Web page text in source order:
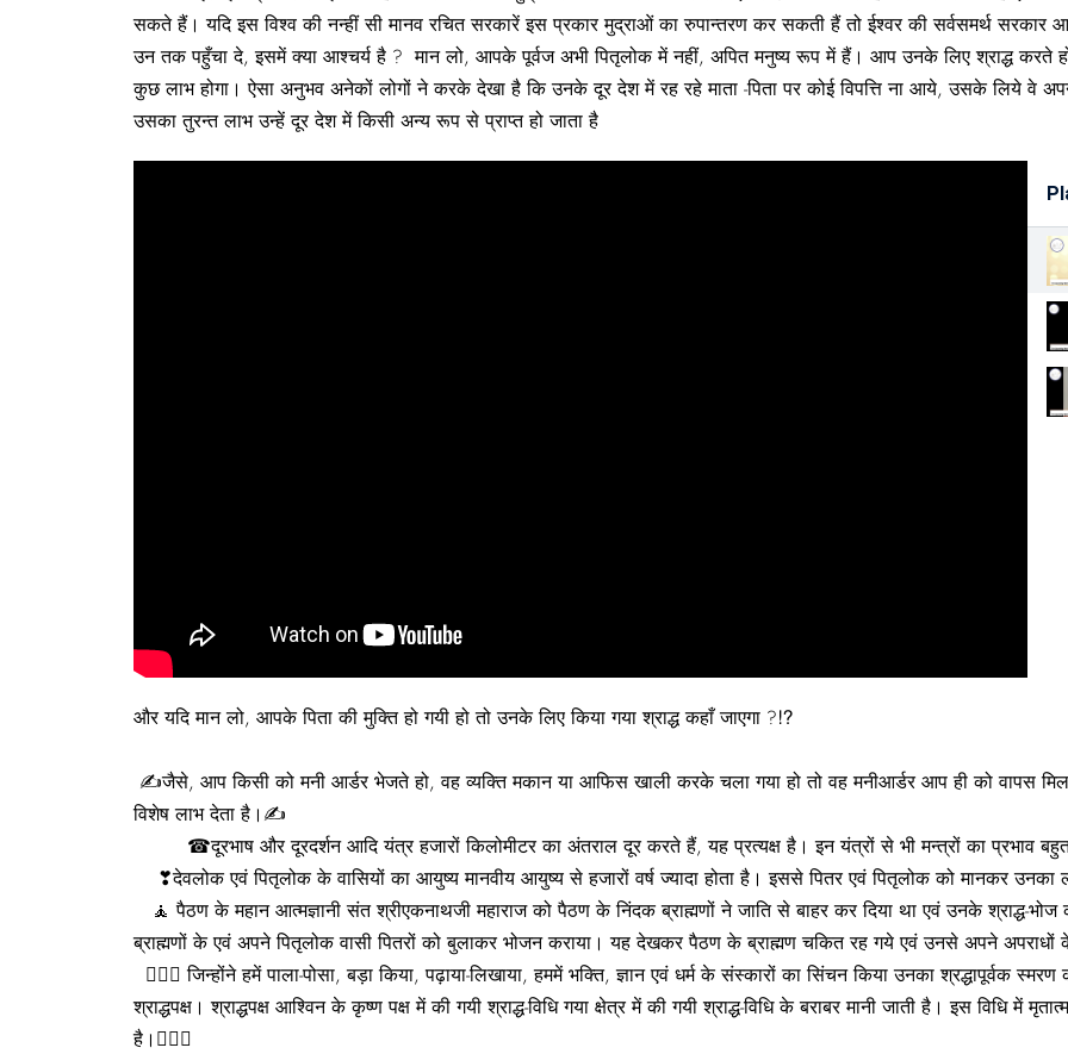
सकते हैं। यदि इस विश्व की नन्हीं सी मानव रचित सरकारें इस प्रकार मुद्राओं का रुपान्तरण कर सकती हैं तो ईश्वर की सर्वसमर्थ सरकार
उन तक पहुँचा दे, इसमें क्या आश्चर्य है ? मान लो, आपके पूर्वज अभी पितृलोक में नहीं, अपित मनुष्य रूप में हैं। आप उनके लिए श्राद्ध करते
कुछ लाभ होगा। ऐसा अनुभव अनेकों लोगों ने करके देखा है कि उनके दूर देश में रह रहे माता -पिता पर कोई विपत्ति ना आये, उसके लिये वे
उसका तुरन्त लाभ उन्हें दूर देश में किसी अन्य रूप से प्राप्त हो जाता है
और यदि मान लो, आपके पिता की मुक्ति हो गयी हो तो उनके लिए किया गया श्राद्ध कहाँ जाएगा ?⁉
✍जैसे, आप किसी को मनी आर्डर भेजते हो, वह व्यक्ति मकान या आफिस खाली करके चला गया हो तो वह मनीआर्डर आप ही को वापस
विशेष लाभ देता है।✍
☎दूरभाष और दूरदर्शन आदि यंत्र हजारों किलोमीटर का अंतराल दूर करते हैं, यह प्रत्यक्ष है। इन यंत्रों से भी मन्त्रों का प्रभाव
❣देवलोक एवं पितृलोक के वासियों का आयुष्य मानवीय आयुष्य से हजारों वर्ष ज्यादा होता है। इससे पितर एवं पितृलोक को मानकर उनका
🧘 पैठण के महान आत्मज्ञानी संत श्रीएकनाथजी महाराज को पैठण के निंदक ब्राह्मणों ने जाति से बाहर कर दिया था एवं उनके श्राद्ध-
ब्राह्मणों के एवं अपने पितृलोक वासी पितरों को बुलाकर भोजन कराया। यह देखकर पैठण के ब्राह्मण चकित रह गये एवं उनसे अपने अपराधों
👩‍❤️‍👩 जिन्होंने हमें पाला-पोसा, बड़ा किया, पढ़ाया-लिखाया, हममें भक्ति, ज्ञान एवं धर्म के संस्कारों का सिंचन किया उनका श्रद्धापूर्वक
श्राद्धपक्ष। श्राद्धपक्ष आश्विन के कृष्ण पक्ष में की गयी श्राद्ध-विधि गया क्षेत्र में की गयी श्राद्ध-विधि के बराबर मानी जाती है। इस विधि में
है।👩‍❤️‍👩